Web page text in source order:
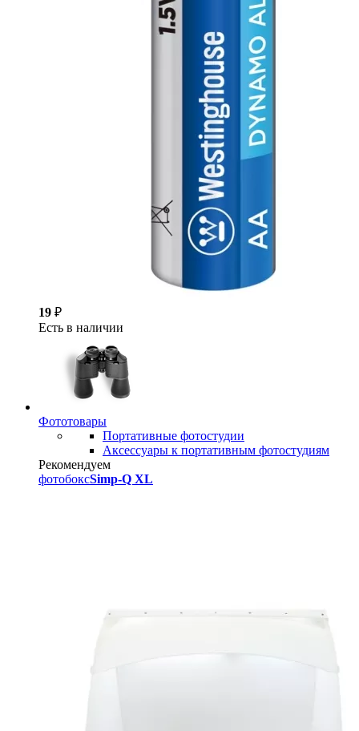
19 ₽
Есть в наличии
Фототовары
Портативные фотостудии
Аксессуары к портативным фотостудиям
Рекомендуем
фотобоксSimp-Q XL